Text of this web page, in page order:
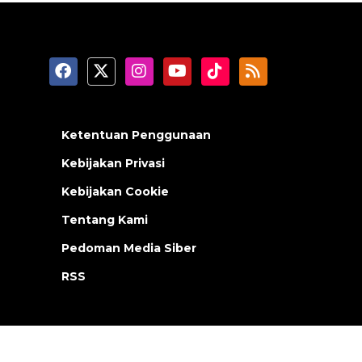
Ketentuan Penggunaan
Kebijakan Privasi
Kebijakan Cookie
Tentang Kami
Pedoman Media Siber
RSS